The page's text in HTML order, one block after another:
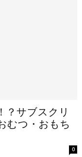
？サブスクリ
むつ・おもち
0